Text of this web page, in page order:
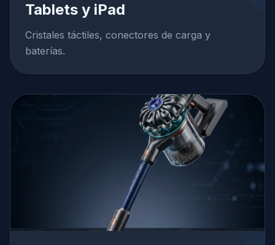
Tablets y iPad
Cristales táctiles, conectores de carga y
baterías.